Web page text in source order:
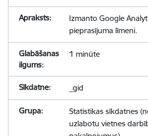
Izmanto Google
pieprasījuma līmeni.
1 minūte
_gid
Statistikas sīkdatnes
uzlabotu vietnes